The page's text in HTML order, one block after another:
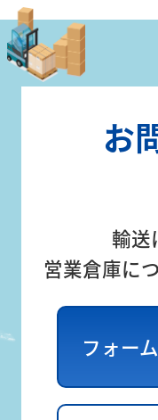
お
輸送
営業倉庫に
フォー